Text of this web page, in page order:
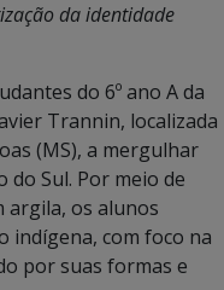
da identidade
do 6º ano A da
Trannin, localizada
(MS), a mergulhar
do Sul. Por meio de
argila, os alunos
indígena, com foco na
por suas formas e